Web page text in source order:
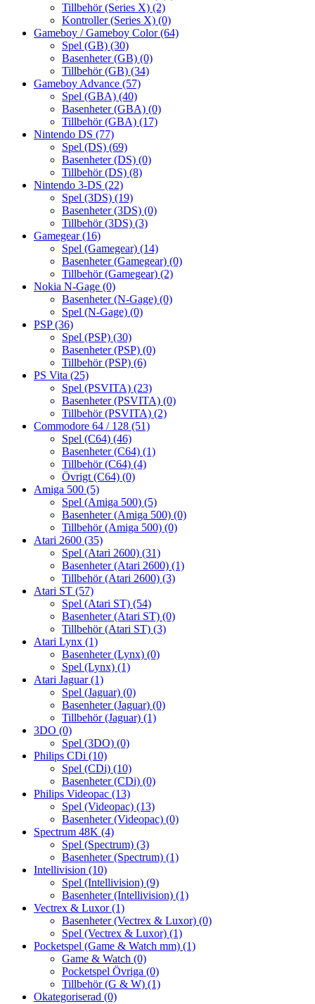
Tillbehör (Series X) (2)
Kontroller (Series X) (0)
Gameboy / Gameboy Color(64)
Spel (GB) (30)
Basenheter (GB) (0)
Tillbehör (GB) (34)
Gameboy Advance (57)
Spel (GBA) (40)
Basenheter (GBA) (0)
Tillbehör (GBA) (17)
Nintendo DS (77)
Spel (DS) (69)
Basenheter (DS) (0)
Tillbehör (DS) (8)
Nintendo 3-DS (22)
Spel (3DS) (19)
Basenheter (3DS) (0)
Tillbehör (3DS) (3)
Gamegear(16)
Spel (Gamegear) (14)
Basenheter (Gamegear) (0)
Tillbehör (Gamegear) (2)
Nokia N-Gage (0)
Basenheter (N-Gage) (0)
Spel (N-Gage) (0)
PSP(36)
Spel (PSP) (30)
Basenheter (PSP) (0)
Tillbehör (PSP) (6)
PS Vita (25)
Spel (PSVITA) (23)
Basenheter (PSVITA) (0)
Tillbehör (PSVITA) (2)
Commodore 64 / 128 (51)
Spel (C64) (46)
Basenheter (C64) (1)
Tillbehör (C64) (4)
Övrigt (C64) (0)
Amiga 500 (5)
Spel (Amiga 500) (5)
Basenheter (Amiga 500) (0)
Tillbehör (Amiga 500) (0)
Atari 2600 (35)
Spel (Atari 2600) (31)
Basenheter (Atari 2600) (1)
Tillbehör (Atari 2600) (3)
Atari ST (57)
Spel (Atari ST) (54)
Basenheter (Atari ST) (0)
Tillbehör (Atari ST) (3)
Atari Lynx (1)
Basenheter (Lynx) (0)
Spel (Lynx) (1)
Atari Jaguar(1)
Spel (Jaguar) (0)
Basenheter (Jaguar) (0)
Tillbehör (Jaguar) (1)
3DO (0)
Spel (3DO) (0)
Philips CDi (10)
Spel (CDi) (10)
Basenheter (CDi) (0)
Philips Videopac (13)
Spel (Videopac) (13)
Basenheter (Videopac) (0)
Spectrum 48K (4)
Spel (Spectrum) (3)
Basenheter (Spectrum) (1)
Intellivision (10)
Spel (Intellivision) (9)
Basenheter (Intellivision) (1)
Vectrex & Luxor(1)
Basenheter (Vectrex & Luxor) (0)
Spel (Vectrex & Luxor) (1)
Pocketspel (Game & Watch mm) (1)
Game & Watch (0)
Pocketspel Övriga (0)
Tillbehör (G & W) (1)
Okategoriserad (0)